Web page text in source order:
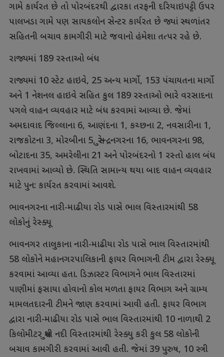
ગામે કાર્યરત છે તો પોરબંદરથી દ્વારકા તરફની દરિયાઇપટ્ટી ઉપર
પાલખડા ગામે પણ સાયકલોન સેન્ટર કાર્યરત છે જ્યાં સ્થળાંતર
સહિતની બચાવ કામગીરી માટે જવાનો હંમેશા તત્પર રહે છે.
રાજ્યમાં 189 રસ્તાઓ બંધ
રાજ્યમાં 10 સ્ટેટ હાઇવે, 25 અન્ય માર્ગો, 153 પંચાયતના માર્ગો
અને 1 નેશનલ હાઇવે સહિત કુલ 189 રસ્તાઓ ભારે વરસાદના
પગલે વાહન વ્યવહાર માટે બંધ કરવામાં આવ્યા છે. જેમાં
અમદાવાદ જિલ્લાના 6, આણંદના 1, કચ્છના 2, નવસારીના 1,
રાજકોટના 3, મોરબીના 5, સુરેન્દ્રનગરના 16, ભાવનગરના 98,
બોટાદના 35, અમરેલીના 21 અને પોરબંદરનો 1 રસ્તો હાલ બંધ
રાખવામાં આવ્યો છે. સ્થિતિ સામાન્ય થયા બાદ વાહન વ્યવહાર
માટે પુન: કાર્યરત કરવામાં આવશે.
ભાવનગરના નારી-માઢીયા રોડ પાસે ભાલ વિસ્તારમાંથી 58
લોકોનું રેસ્ક્યૂ
ભાવનગર તાલુકાના નારી-માઢીયા રોડ પાસે ભાલ વિસ્તારમાંથી
58 લોકોને મહાનગરપાલિકાની ફાયર વિભાગની ટીમ દ્વારા રેસ્ક્યૂ
કરવામાં આવ્યા હતા. ડિઝાસ્ટર વિભાગને ભાલ વિસ્તારમાં
પાણીમાં ફસાયા હોવાનો કોલ મળતા ફાયર વિભાગ અને ગ્રામ્ય
મામલતદારની ટીમને જાણ કરવામાં આવી હતી. ફાયર વિભાગ
દ્વારા નારી-માઢીયા રોડ પાસે ભાલ વિસ્તારમાંથી 10 નાળાથી 2
કિલોમીટર સુધી નદી વિસ્તારમાંથી રેસ્ક્યુ કરી કુલ 58 લોકોની
બચાવ કામગીરી કરવામાં આવી હતી. જેમાં 39 પુરુષ, 10 સ્ત્રી